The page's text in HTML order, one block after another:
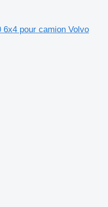
6x4 pour camion Volvo